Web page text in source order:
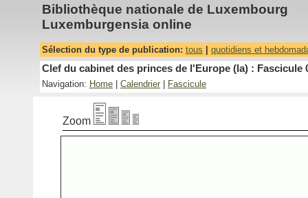
Bibliothèque nationale de Luxembourg
Luxemburgensia online
Sélection du type de publication: tous quotidiens et
Clef du cabinet des princes de l'Europe (la) : Fascicule
Navigation: Home Calendrier Fascicule
Zoom